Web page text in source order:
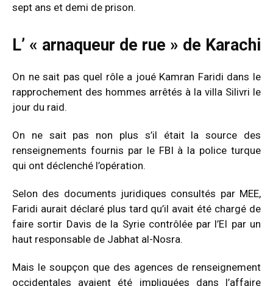
sept ans et demi de prison.
L’ « arnaqueur de rue » de Karachi
On ne sait pas quel rôle a joué Kamran Faridi dans le
rapprochement des hommes arrêtés à la villa Silivri le
jour du raid.
On ne sait pas non plus s’il était la source des
renseignements fournis par le FBI à la police turque
qui ont déclenché l’opération.
Selon des documents juridiques consultés par MEE,
Faridi aurait déclaré plus tard qu’il avait été chargé de
faire sortir Davis de la Syrie contrôlée par l’EI par un
haut responsable de Jabhat al-Nosra.
Mais le soupçon que des agences de renseignement
occidentales avaient été impliquées dans l’affaire